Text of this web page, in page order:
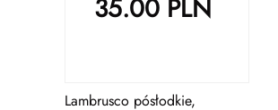
35.00PLN
Lambrusco pósłodkie,